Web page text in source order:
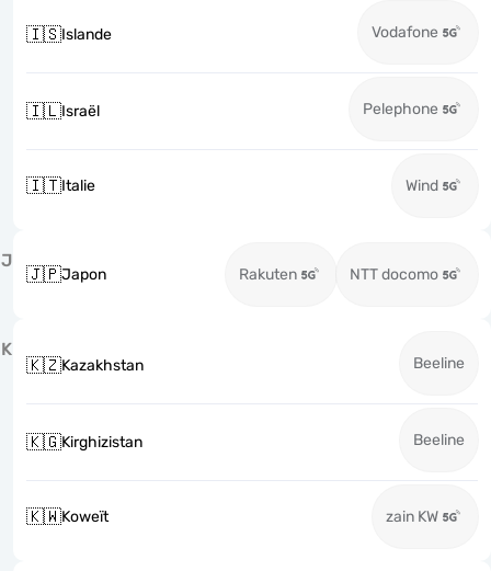
🇮🇸Islande Vodafone
🇮🇱Israël Pelephone
🇮🇹Italie Wind
J
🇯🇵Japon Rakuten NTT docomo
K
🇰🇿Kazakhstan Beeline
🇰🇬Kirghizistan Beeline
🇰🇼Koweït zain KW